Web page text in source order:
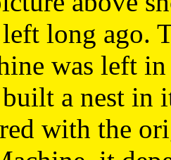
long ago.
was left
built a nest in
with the